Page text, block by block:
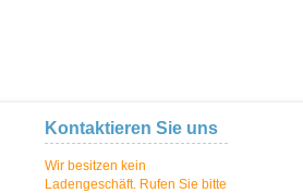
Kontaktieren Sie uns
Wir besitzen kein
Ladengeschäft. Rufen Sie bitte